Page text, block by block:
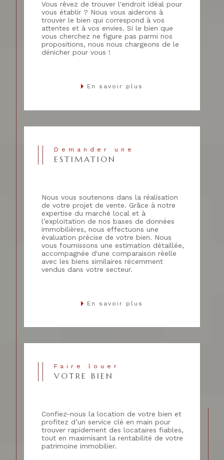
Vous rêvez de trouver l'endroit idéal pour
vous établir ? Nous vous aiderons à
trouver le bien qui correspond à vos
attentes et à vos envies. Si le bien que
vous cherchez ne figure pas parmi nos
propositions, nous nous chargeons de le
dénicher pour vous !
En savoir plus
Demander une
ESTIMATION
Nous vous soutenons dans la réalisation
de votre projet de vente. Grâce à notre
expertise du marché local et à
l’exploitation de nos bases de données
immobilières, nous effectuons une
évaluation précise de votre bien. Nous
vous fournissons une estimation détaillée,
accompagnée d'une comparaison réelle
avec les biens similaires récemment
vendus dans votre secteur.
En savoir plus
Faire louer
VOTRE BIEN
Confiez-nous la location de votre bien et
profitez d’un service clé en main pour
trouver rapidement des locataires fiables,
tout en maximisant la rentabilité de votre
patrimoine immobilier.